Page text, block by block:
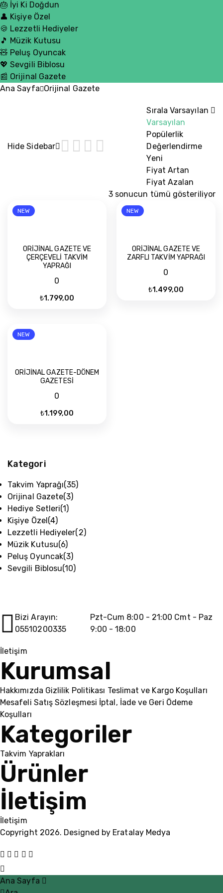
🎂 İyi Ki Doğdun
👤 Kişiye Özel
🍪 Lezzetli Hediyeler
🎵 Müzik Kutusu
🧸 Peluş Oyuncak
💖 Sevgili Biblosu
📰 Orijinal Gazete
Ana Sayfa Orijinal Gazete
Kategori
Takvim Yaprağı(35)
Orijinal Gazete(3)
Hediye Setleri(1)
Kişiye Özel(4)
Lezzetli Hediyeler(2)
Müzik Kutusu(6)
Peluş Oyuncak(3)
Sevgili Biblosu(10)
Hide Sidebar
Sırala Varsayılan
Varsayılan
Popülerlik
Değerlendirme
Yeni
Fiyat Artan
Fiyat Azalan
3 sonucun tümü gösteriliyor
NEW
ORİJİNAL GAZETE VE
ÇERÇEVELİ TAKVİM
YAPRAĞI
0
₺1.799,00
NEW
ORİJİNAL GAZETE VE
ZARFLI TAKVİM YAPRAĞI
0
₺1.499,00
NEW
ORİJİNAL GAZETE-DÖNEM
GAZETESİ
0
₺1.199,00
Bizi Arayın:
05510200335
Pzt-Cum 8:00 - 21:00 Cmt - Paz
9:00 - 18:00
İletişim
Kurumsal
Hakkımızda Gizlilik Politikası Teslimat ve Kargo Koşulları
Mesafeli Satış Sözleşmesi İptal, İade ve Geri Ödeme
Koşulları
Kategoriler
Takvim Yaprakları
Ürünler
İletişim
İletişim
Copyright 2026. Designed by Eratalay Medya
Ana Sayfa